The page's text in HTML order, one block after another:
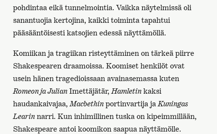
pohdintaa eikä tunnelmointia. Vaikka näytelmissä oli
sanantuojia kertojina, kaikki toiminta tapahtui
pääsääntöisesti katsojien edessä näyttämöllä.
Komiikan ja tragiikan risteyttäminen on tärkeä piirre
Shakespearen draamoissa. Koomiset henkilöt ovat
usein hänen tragedioissaan avainasemassa kuten
Romeon ja JulianImettäjätär, Hamletinkaksi
haudankaivajaa, Macbethinportinvartija ja Kuningas
Learinnarri. Kun inhimillinen tuska on kipeimmillään,
Shakespeare antoi koomikon saapua näyttämölle.